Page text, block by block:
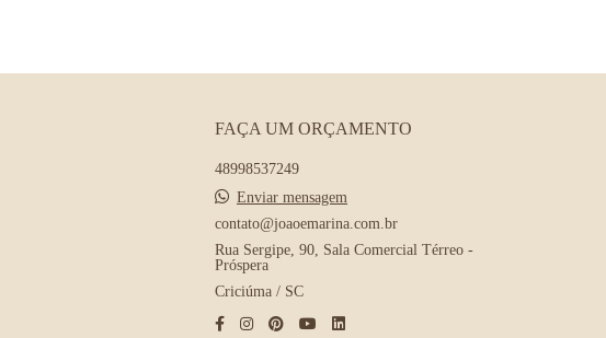
FAÇA UM ORÇAMENTO
48998537249
Enviar mensagem
contato@joaoemarina.com.br
Rua Sergipe, 90, Sala Comercial Térreo -
Próspera
Criciúma / SC